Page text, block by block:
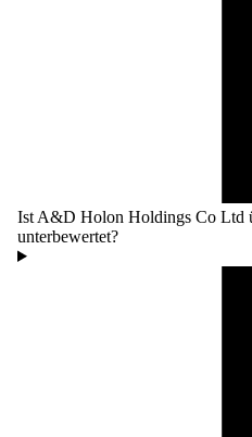
Ist A&D Holon Holdings Co Ltd
unterbewertet?